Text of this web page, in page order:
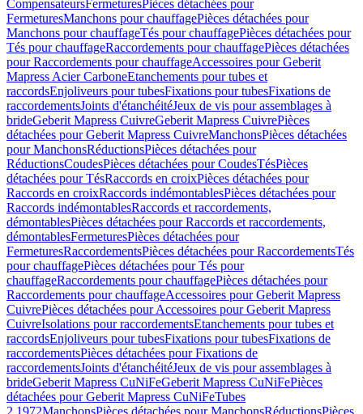
CompensateursFermeturesPièces détachées pour
FermeturesManchons pour chauffagePièces détachées pour
Manchons pour chauffageTés pour chauffagePièces détachées pour
Tés pour chauffageRaccordements pour chauffagePièces détachées
pour Raccordements pour chauffageAccessoires pour Geberit
Mapress Acier CarboneEtanchements pour tubes et
raccordsEnjoliveurs pour tubesFixations pour tubesFixations de
raccordementsJoints d'étanchéitéJeux de vis pour assemblages à
brideGeberit Mapress CuivreGeberit Mapress CuivrePièces
détachées pour Geberit Mapress CuivreManchonsPièces détachées
pour ManchonsRéductionsPièces détachées pour
RéductionsCoudesPièces détachées pour CoudesTésPièces
détachées pour TésRaccords en croixPièces détachées pour
Raccords en croixRaccords indémontablesPièces détachées pour
Raccords indémontablesRaccords et raccordements,
démontablesPièces détachées pour Raccords et raccordements,
démontablesFermeturesPièces détachées pour
FermeturesRaccordementsPièces détachées pour RaccordementsTés
pour chauffagePièces détachées pour Tés pour
chauffageRaccordements pour chauffagePièces détachées pour
Raccordements pour chauffageAccessoires pour Geberit Mapress
CuivrePièces détachées pour Accessoires pour Geberit Mapress
CuivreIsolations pour raccordementsEtanchements pour tubes et
raccordsEnjoliveurs pour tubesFixations pour tubesFixations de
raccordementsPièces détachées pour Fixations de
raccordementsJoints d'étanchéitéJeux de vis pour assemblages à
brideGeberit Mapress CuNiFeGeberit Mapress CuNiFePièces
détachées pour Geberit Mapress CuNiFeTubes
2.1972ManchonsPièces détachées pour ManchonsRéductionsPièces